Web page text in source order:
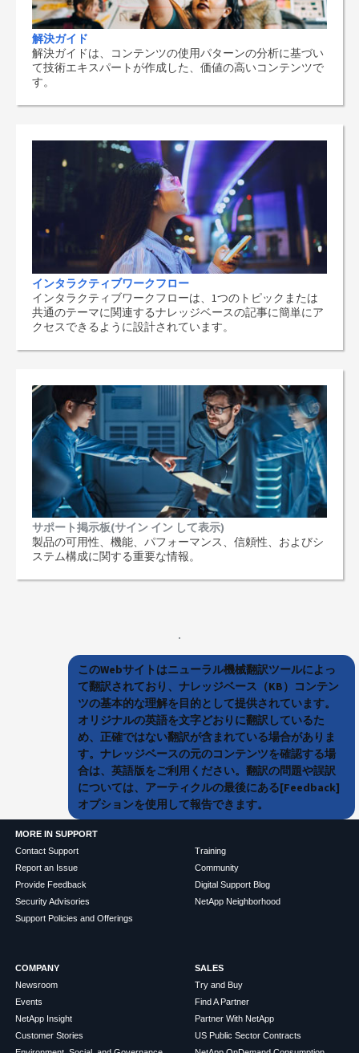
解決ガイド
解決ガイドは、コンテンツの使用パターンの分析に基づい
て技術エキスパートが作成した、価値の高いコンテンツで
す。
インタラクティブワークフロー
インタラクティブワークフローは、1つのトピックまたは
共通のテーマに関連するナレッジベースの記事に簡単にア
クセスできるように設計されています。
サポート掲示板(サイン イン して表示)
製品の可用性、機能、パフォーマンス、信頼性、およびシ
ステム構成に関する重要な情報。
このWebサイトはニューラル機械翻訳ツールによっ
て翻訳されており、ナレッジベース（KB）コンテン
ツの基本的な理解を目的として提供されています。
オリジナルの英語を文字どおりに翻訳しているた
め、正確ではない翻訳が含まれている場合がありま
す。ナレッジベースの元のコンテンツを確認する場
合は、英語版をご利用ください。翻訳の問題や誤訳
については、アーティクルの最後にある[Feedback]
オプションを使用して報告できます。
MORE IN SUPPORT
Contact Support
Report an Issue
Provide Feedback
Security Advisories
Support Policies and Offerings
Training
Community
Digital Support Blog
NetApp Neighborhood
COMPANY
Newsroom
Events
NetApp Insight
Customer Stories
SALES
Try and Buy
Find A Partner
Partner With NetApp
US Public Sector Contracts